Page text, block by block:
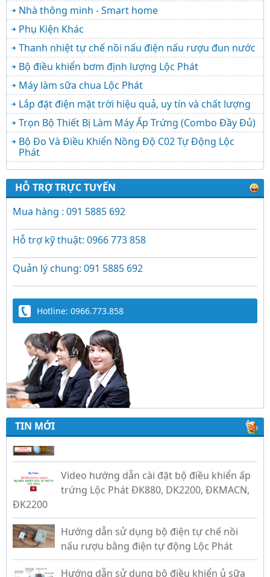
Nhà thông minh - Smart home
Phụ Kiện Khác
Thanh nhiệt tự chế nồi nấu điện nấu rượu đun nước
Bộ điều khiển bơm định lượng Lộc Phát
Máy làm sữa chua Lộc Phát
Lắp đặt điện mặt trời hiệu quả, uy tín và chất lượng
Trọn Bộ Thiết Bị Làm Máy Ấp Trứng (Combo Đầy Đủ)
Bộ Đo Và Điều Khiển Nồng Độ C02 Tự Động Lộc
Phát
HỖ TRỢ TRỰC TUYẾN
Mua hàng : 091 5885 692
Hỗ trợ kỹ thuật: 0966 773 858
Quản lý chung: 091 5885 692
Hotline: 0966.773.858
TIN MỚI
Trứng Giả Lộc Phát Có Nước - Giải Pháp Ấp
Hiệu Quả Cho Gà, Vịt, Bồ Câu
trứng Lộc Phát ĐK880, DK2200, ĐKMACN,
ĐK2200
nấu rượu bằng điện tự động Lộc Phát
Hướng dẫn sử dụng bộ điều khiển ủ sữa
chua công nghiệp Lộc Phát